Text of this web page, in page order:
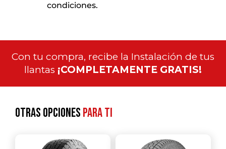
condiciones.
Con tu compra, recibe la Instalación de tus
llantas ¡COMPLETAMENTE GRATIS!
Otras opcionespara ti